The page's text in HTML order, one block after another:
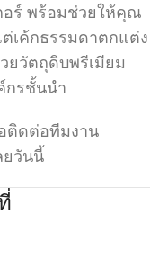
กอร์ พร้อมช่วยให้คุณ
เค้กธรรมดาตกแต่ง
ยวัตถุดิบพรีเมียม
กรชั้นนำ
ติดต่อทีมงาน
ยวันนี้